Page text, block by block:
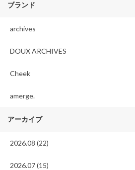
ブランド
archives
DOUX ARCHIVES
Cheek
amerge.
アーカイブ
2026.08 (22)
2026.07 (15)